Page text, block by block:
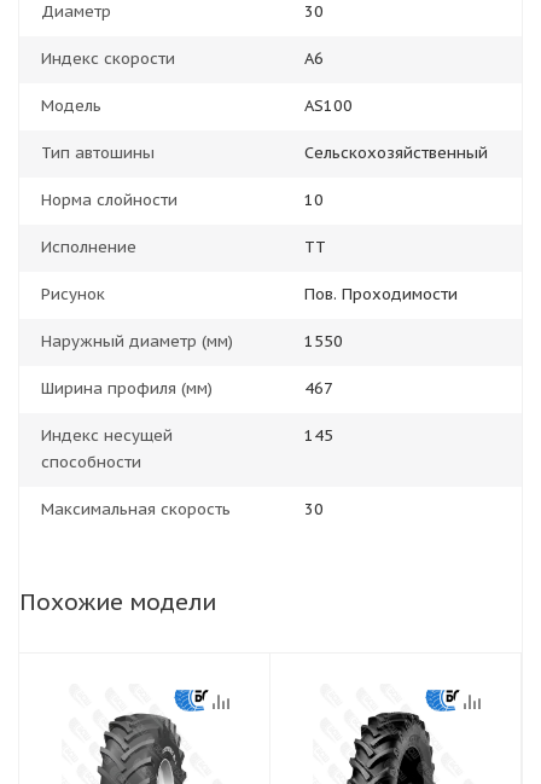
Диаметр 30
Индекс скорости A6
Модель AS100
Тип автошины Сельскохозяйственный
Норма слойности 10
Исполнение TT
Рисунок Пов. Проходимости
Наружный диаметр (мм) 1550
Ширина профиля (мм) 467
Индекс несущей
способности
145
Максимальная скорость 30
Похожие модели